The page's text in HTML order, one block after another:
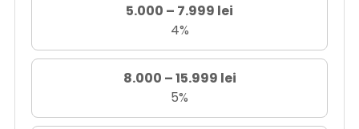
5.000 – 7.999 lei
4%
8.000 – 15.999 lei
5%